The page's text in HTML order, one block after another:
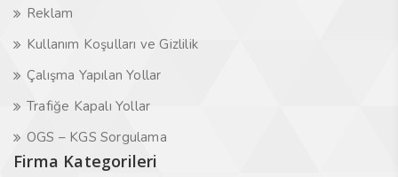
Reklam
Kullanım Koşulları ve Gizlilik
Çalışma Yapılan Yollar
Trafiğe Kapalı Yollar
OGS – KGS Sorgulama
Firma Kategorileri